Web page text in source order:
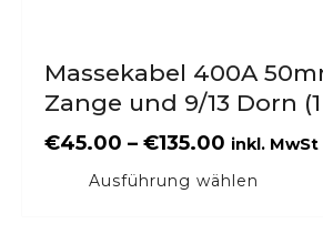
Massekabel 400A
Zange und 9/13 Dorn (1
€45.00 – €135.00 inkl. MwSt
Ausführung wählen